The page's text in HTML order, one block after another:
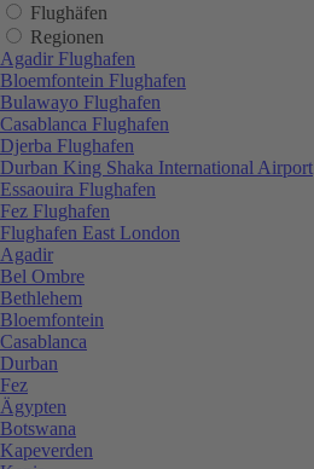
Flughäfen
Regionen
Agadir Flughafen
Bloemfontein Flughafen
Bulawayo Flughafen
Casablanca Flughafen
Djerba Flughafen
Durban King Shaka International Airport
Essaouira Flughafen
Fez Flughafen
Flughafen East London
Agadir
Bel Ombre
Bethlehem
Bloemfontein
Casablanca
Durban
Fez
Ägypten
Botswana
Kapeverden